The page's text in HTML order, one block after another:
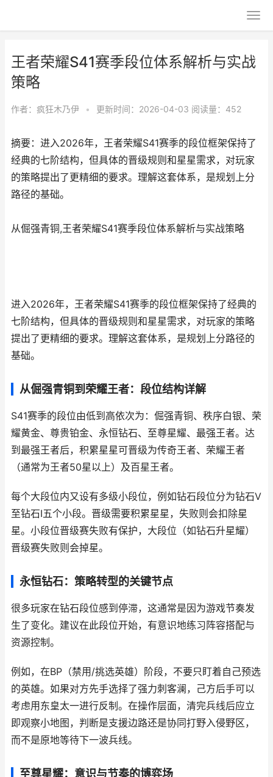
王者荣耀S41赛季段位体系解析与实战
策略
作者： 疯狂木乃伊 • 更新时间：2026-04-03 阅读量：452
摘要：进入2026年，王者荣耀S41赛季的段位框架保持了
经典的七阶结构，但具体的晋级规则和星星需求，对玩家
的策略提出了更精细的要求。理解这套体系，是规划上分
路径的基础。
从倔强青铜,王者荣耀S41赛季段位体系解析与实战策略
进入2026年，王者荣耀S41赛季的段位框架保持了经典的
七阶结构，但具体的晋级规则和星星需求，对玩家的策略
提出了更精细的要求。理解这套体系，是规划上分路径的
基础。
从倔强青铜到荣耀王者：段位结构详解
S41赛季的段位由低到高依次为：倔强青铜、秩序白银、荣
耀黄金、尊贵铂金、永恒钻石、至尊星耀、最强王者。达
到最强王者后，积累星星可晋级为传奇王者、荣耀王者
（通常为王者50星以上）及百星王者。
每个大段位内又设有多级小段位，例如钻石段位分为钻石V
至钻石I五个小段。晋级需要积累星星，失败则会扣除星
星。小段位晋级赛失败有保护，大段位（如钻石升星耀）
晋级赛失败则会掉星。
永恒钻石：策略转型的关键节点
很多玩家在钻石段位感到停滞，这通常是因为游戏节奏发
生了变化。建议在此段位开始，有意识地练习阵容搭配与
资源控制。
例如，在BP（禁用/挑选英雄）阶段，不要只盯着自己预选
的英雄。如果对方先手选择了强力刺客澜，己方后手可以
考虑用东皇太一进行反制。在操作层面，清完兵线后应立
即观察小地图，判断是支援边路还是协同打野入侵野区，
而不是原地等待下一波兵线。
至尊星耀：意识与节奏的博弈场